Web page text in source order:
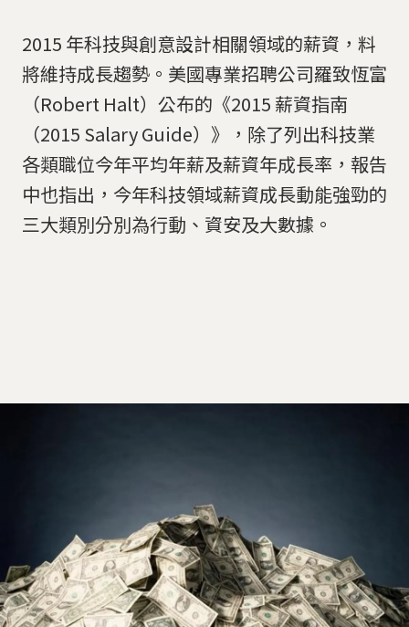
2015 年科技與創意設計相關領域的薪資，料
將維持成長趨勢。美國專業招聘公司羅致恆富
（Robert Halt）公布的《2015 薪資指南
（2015 Salary Guide）》，除了列出科技業
各類職位今年平均年薪及薪資年成長率，報告
中也指出，今年科技領域薪資成長動能強勁的
三大類別分別為行動、資安及大數據。